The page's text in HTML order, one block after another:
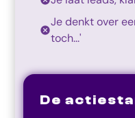
Je denkt over
toch...'
De